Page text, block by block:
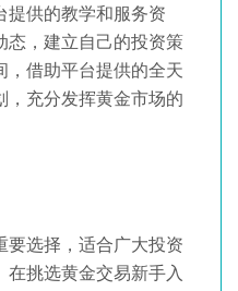
提供的教学和服务资
态，建立自己的投资策
，借助平台提供的全天
，充分发挥黄金市场的
要选择，适合广大投资
挑选黄金交易新手入